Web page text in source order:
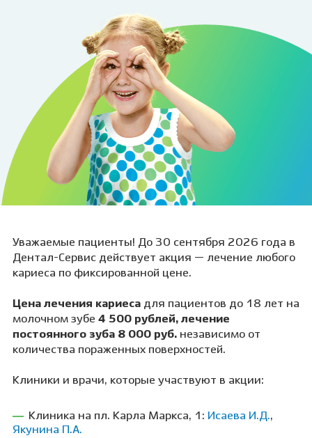
Уважаемые пациенты! До 30 сентября 2026 года в
Дентал-Сервис действует акция — лечение любого
кариеса по фиксированной цене.
Цена лечения кариеса для пациентов до 18 лет на
молочном зубе 4 500 рублей, лечение
постоянного зуба 8 000 руб. независимо от
количества пораженных поверхностей.
Клиники и врачи, которые участвуют в акции:
Клиника на пл. Карла Маркса, 1: Исаева И.Д.,
Якунина П.А.